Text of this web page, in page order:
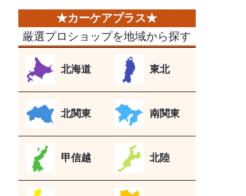
厳選プロショップを地域から探す
北海道 東北
北関東 南関東
甲信越 北陸